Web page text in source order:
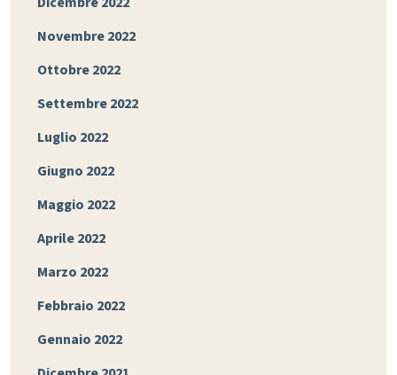
Novembre 2022
Ottobre 2022
Settembre 2022
Luglio 2022
Giugno 2022
Maggio 2022
Aprile 2022
Marzo 2022
Febbraio 2022
Gennaio 2022